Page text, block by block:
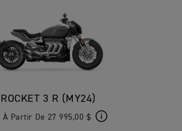
ROCKET 3 R (MY24)
À Partir De 27 995,00 $